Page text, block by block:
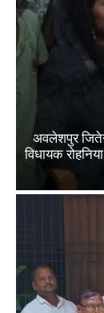
अवलेशपुर
विधायक